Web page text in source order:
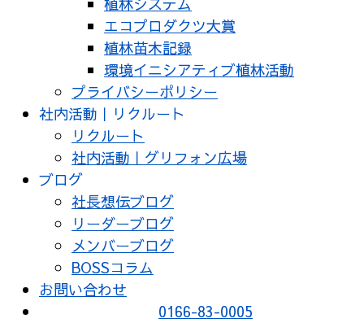
エコプロダクツ大賞
植林苗木記録
環境イニシアティブ植林活動
プライバシーポリシー
社内活動｜リクルート
リクルート
社内活動｜グリフォン広場
ブログ
社長想伝ブログ
リーダーブログ
メンバーブログ
BOSSコラム
お問い合わせ
0166-83-0005